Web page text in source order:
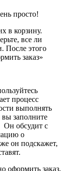
просто!
в корзину.
все ли
После этого
заказ»
процесс
выполнять
вы заполните
Он обсудит с
о
он подскажет,
оформить заказ,